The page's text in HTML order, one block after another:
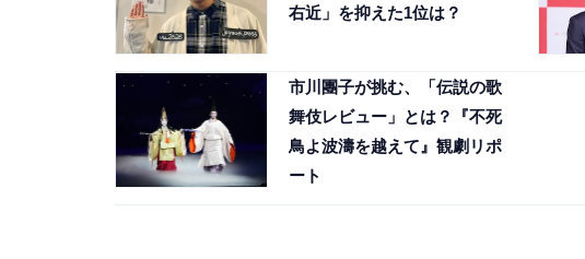
右近」を抑えた1位は？
市川團子が挑む、「伝説の歌
舞伎レビュー」とは？『不死
鳥よ波濤を越えて』観劇リポ
ート